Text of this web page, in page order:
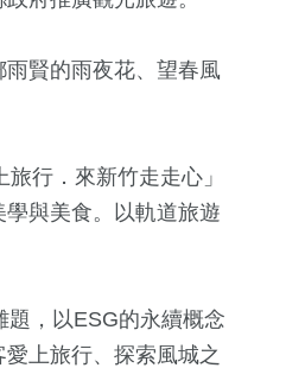
賢的雨夜花、望春風
行．來新竹走走心」
與美食。以軌道旅遊
，以ESG的永續概念
上旅行、探索風城之
95+
旅遊
16